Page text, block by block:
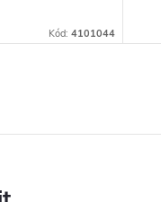
Kód: 4101044